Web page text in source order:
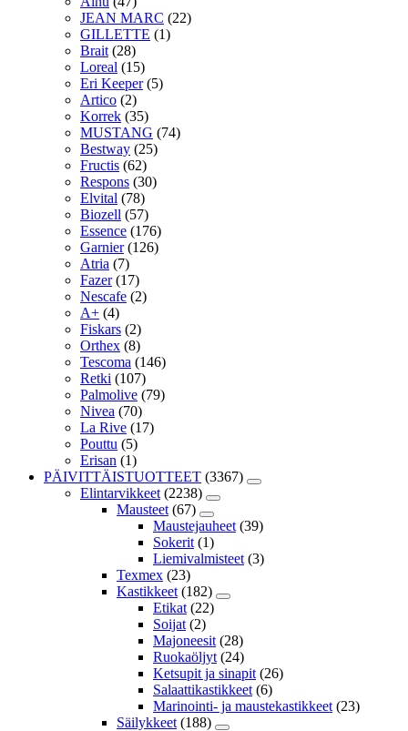
JEAN MARC (22)
GILLETTE (1)
Brait (28)
Loreal (15)
Eri Keeper (5)
Artico (2)
Korrek (35)
MUSTANG (74)
Bestway (25)
Fructis (62)
Respons (30)
Elvital (78)
Biozell (57)
Essence (176)
Garnier (126)
Atria (7)
Fazer (17)
Nescafe (2)
A+ (4)
Fiskars (2)
Orthex (8)
Tescoma (146)
Retki (107)
Palmolive (79)
Nivea (70)
La Rive (17)
Pouttu (5)
Erisan (1)
PÄIVITTÄISTUOTTEET (3367)
Elintarvikkeet (2238)
Mausteet (67)
Maustejauheet (39)
Sokerit (1)
Liemivalmisteet (3)
Texmex (23)
Kastikkeet (182)
Etikat (22)
Soijat (2)
Majoneesit (28)
Ruokaöljyt (24)
Ketsupit ja sinapit (26)
Salaattikastikkeet (6)
Marinointi- ja maustekastikkeet (23)
Säilykkeet (188)